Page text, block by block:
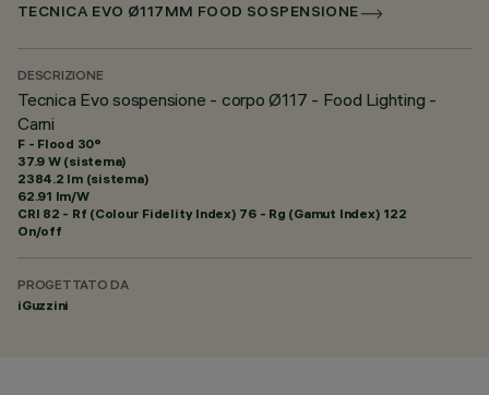
TECNICA EVO Ø117MM FOOD SOSPENSIONE
DESCRIZIONE
Tecnica Evo sospensione - corpo Ø117 - Food Lighting -
Carni
F - Flood 30°
37.9 W (sistema)
2384.2 lm (sistema)
62.91 lm/W
CRI 82 - Rf (Colour Fidelity Index) 76 - Rg (Gamut Index) 122
On/off
PROGETTATO DA
iGuzzini